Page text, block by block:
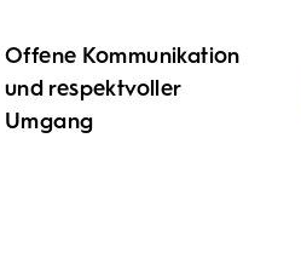
Offene Kommunikation
und respektvoller
Umgang